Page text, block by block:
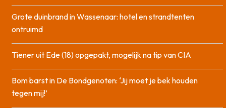
Grote duinbrand in Wassenaar: hotel en strandtenten
ontruimd
Tiener uit Ede (18) opgepakt, mogelijk na tip van CIA
Bom barst in De Bondgenoten: ‘Jij moet je bek houden
tegen mij!’